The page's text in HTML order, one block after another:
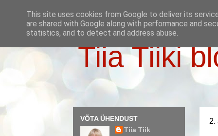
Tiia Tiiki
2.
VÕTA ÜHENDUST
Tiia Tiik
This site uses cookies from Google to deliver its
are shared with Google along with performance and
statistics, and to detect and address abuse.